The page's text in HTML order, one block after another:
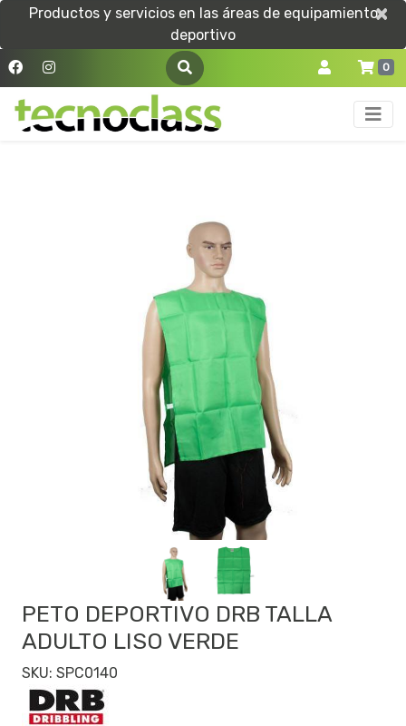
Productos y servicios en las áreas de equipamiento
deportivo
×
×
0
PETO DEPORTIVO DRB TALLA
ADULTO LISO VERDE
SKU: SPC0140